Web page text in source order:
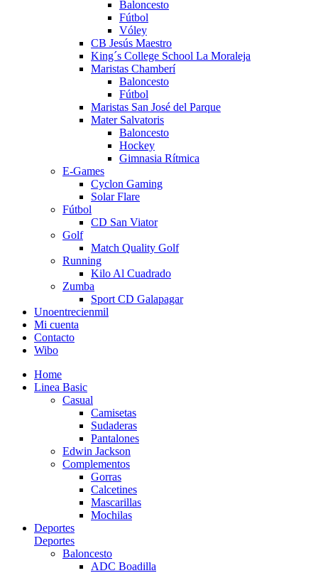
Baloncesto
Fútbol
Vóley
CB Jesús Maestro
King´s College School La Moraleja
Maristas Chamberí
Baloncesto
Fútbol
Maristas San José del Parque
Mater Salvatoris
Baloncesto
Hockey
Gimnasia Rítmica
E-Games
Cyclon Gaming
Solar Flare
Fútbol
CD San Viator
Golf
Match Quality Golf
Running
Kilo Al Cuadrado
Zumba
Sport CD Galapagar
Unoentrecienmil
Mi cuenta
Contacto
Wibo
Home
Linea Basic
Casual
Camisetas
Sudaderas
Pantalones
Edwin Jackson
Complementos
Gorras
Calcetines
Mascarillas
Mochilas
Deportes
Deportes
Baloncesto
ADC Boadilla